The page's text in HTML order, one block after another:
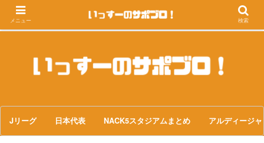
Jリーグ 日本代表 NACK5スタジアムまとめ アルディージャ
メニュー 検索